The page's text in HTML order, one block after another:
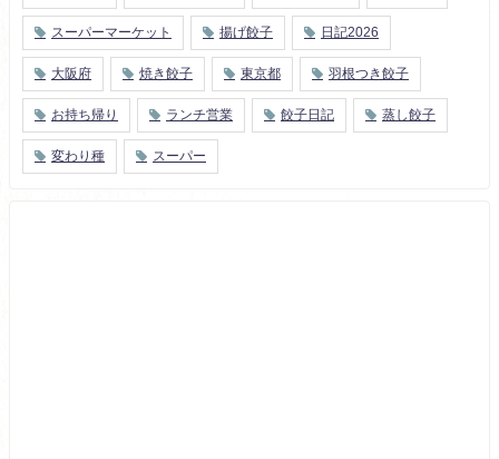
スーパーマーケット 揚げ餃子 日記2026
大阪府 焼き餃子 東京都 羽根つき餃子
お持ち帰り ランチ営業 餃子日記 蒸し餃子
変わり種 スーパー